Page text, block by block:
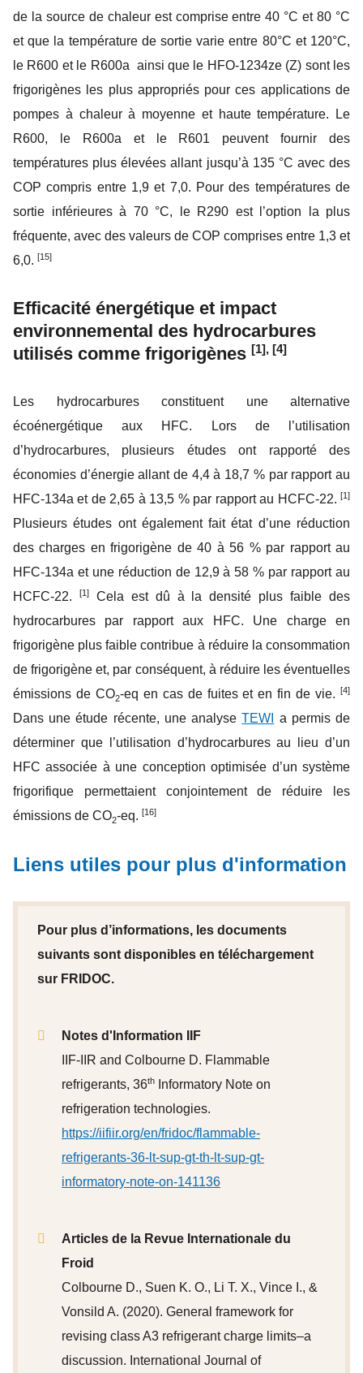
de la source de chaleur est comprise entre 40 °C et 80 °C
et que la température de sortie varie entre 80°C et 120°C,
le R600 et le R600a ainsi que le HFO-1234ze (Z) sont les
frigorigènes les plus appropriés pour ces applications de
pompes à chaleur à moyenne et haute température. Le
R600, le R600a et le R601 peuvent fournir des
températures plus élevées allant jusqu’à 135 °C avec des
COP compris entre 1,9 et 7,0. Pour des températures de
sortie inférieures à 70 °C, le R290 est l’option la plus
fréquente, avec des valeurs de COP comprises entre 1,3 et
6,0. [15]
Efficacité énergétique et impact
environnemental des hydrocarbures
utilisés comme frigorigènes [1], [4]
Les hydrocarbures constituent une alternative
écoénergétique aux HFC. Lors de l’utilisation
d’hydrocarbures, plusieurs études ont rapporté des
économies d’énergie allant de 4,4 à 18,7 % par rapport au
HFC-134a et de 2,65 à 13,5 % par rapport au HCFC-22. [1]
Plusieurs études ont également fait état d’une réduction
des charges en frigorigène de 40 à 56 % par rapport au
HFC-134a et une réduction de 12,9 à 58 % par rapport au
HCFC-22.
[1]Cela est dû à la densité plus faible des
hydrocarbures par rapport aux HFC. Une charge en
frigorigène plus faible contribue à réduire la consommation
de frigorigène et, par conséquent, à réduire les éventuelles
émissions de CO2-eq en cas de fuites et en fin de vie.[4]
Dans une étude récente, une analyseTEWI
a permis de
déterminer que l’utilisation d’hydrocarbures au lieu d’un
HFC associée à une conception optimisée d’un système
frigorifique permettaient conjointement de réduire les
émissions de CO2-eq. [16]
Liens utiles pour plus d'information
Pour plus d’informations, les documents
suivants sont disponibles en téléchargement
sur FRIDOC.
Notes d'Information IIF
IIF-IIR and Colbourne D. Flammable
refrigerants, 36th
Informatory Note on
refrigeration technologies.
https://iifiir.org/en/fridoc/flammable-
refrigerants-36-lt-sup-gt-th-lt-sup-gt-
informatory-note-on-141136
Articles de la Revue Internationale du
Froid
Colbourne D., Suen K. O., Li T. X., Vince I., &
Vonsild A. (2020). General framework for
revising class A3 refrigerant charge limits–a
discussion. International Journal of